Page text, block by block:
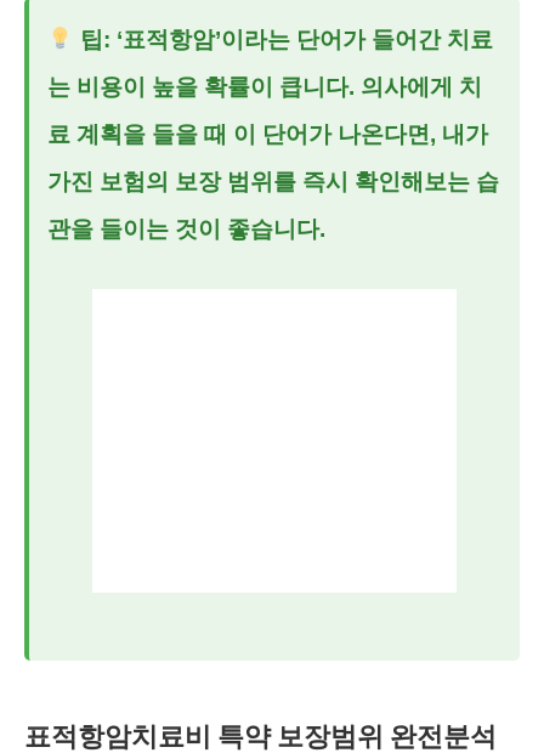
팁: ‘표적항암’이라는 단어가 들어간 치료
는 비용이 높을 확률이 큽니다. 의사에게 치
료 계획을 들을 때 이 단어가 나온다면, 내가
가진 보험의 보장 범위를 즉시 확인해보는 습
관을 들이는 것이 좋습니다.
표적항암치료비 특약 보장범위 완전분석